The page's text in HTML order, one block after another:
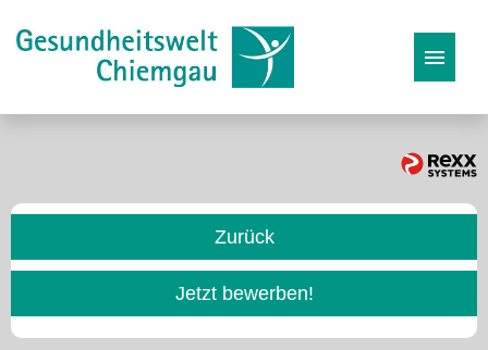
Karriereseite
Initiativbewerbung
Zurück
Jetzt bewerben!